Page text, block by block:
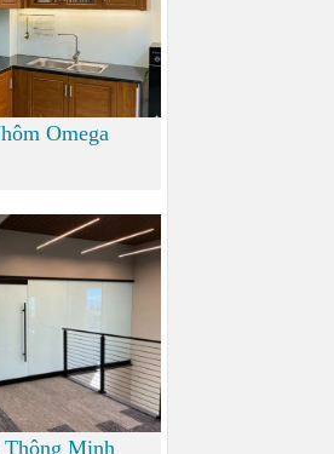
Omega
Minh